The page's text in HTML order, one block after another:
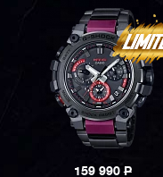
159 990P